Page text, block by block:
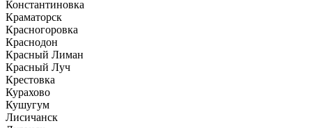
Константиновка
Краматорск
Красногоровка
Краснодон
Красный Лиман
Красный Луч
Крестовка
Курахово
Кушугум
Лисичанск